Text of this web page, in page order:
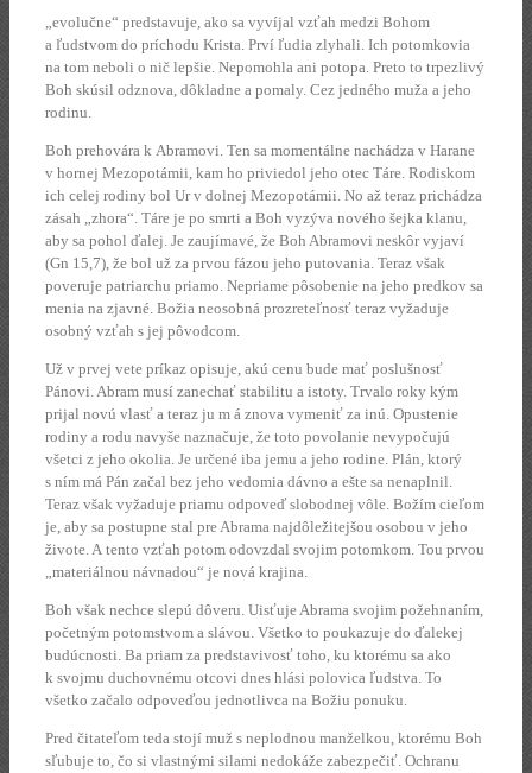
„evolučne“ predstavuje, ako sa vyvíjal vzťah medzi Bohom
a ľudstvom do príchodu Krista. Prví ľudia zlyhali. Ich potomkovia
na tom neboli o nič lepšie. Nepomohla ani potopa. Preto to trpezlivý
Boh skúsil odznova, dôkladne a pomaly. Cez jedného muža a jeho
rodinu.
Boh prehovára k Abramovi. Ten sa momentálne nachádza v Harane
v hornej Mezopotámii, kam ho priviedol jeho otec Táre. Rodiskom
ich celej rodiny bol Ur v dolnej Mezopotámii. No až teraz prichádza
zásah „zhora“. Táre je po smrti a Boh vyzýva nového šejka klanu,
aby sa pohol ďalej. Je zaujímavé, že Boh Abramovi neskôr vyjaví
(Gn 15,7), že bol už za prvou fázou jeho putovania. Teraz však
poveruje patriarchu priamo. Nepriame pôsobenie na jeho predkov sa
menia na zjavné. Božia neosobná prozreteľnosť teraz vyžaduje
osobný vzťah s jej pôvodcom.
Už v prvej vete príkaz opisuje, akú cenu bude mať poslušnosť
Pánovi. Abram musí zanechať stabilitu a istoty. Trvalo roky kým
prijal novú vlasť a teraz ju m á znova vymeniť za inú. Opustenie
rodiny a rodu navyše naznačuje, že toto povolanie nevypočujú
všetci z jeho okolia. Je určené iba jemu a jeho rodine. Plán, ktorý
s ním má Pán začal bez jeho vedomia dávno a ešte sa nenaplnil.
Teraz však vyžaduje priamu odpoveď slobodnej vôle. Božím cieľom
je, aby sa postupne stal pre Abrama najdôležitejšou osobou v jeho
živote. A tento vzťah potom odovzdal svojim potomkom. Tou prvou
„materiálnou návnadou“ je nová krajina.
Boh však nechce slepú dôveru. Uisťuje Abrama svojim požehnaním,
početným potomstvom a slávou. Všetko to poukazuje do ďalekej
budúcnosti. Ba priam za predstavivosť toho, ku ktorému sa ako
k svojmu duchovnému otcovi dnes hlási polovica ľudstva. To
všetko začalo odpoveďou jednotlivca na Božiu ponuku.
Pred čitateľom teda stojí muž s neplodnou manželkou, ktorému Boh
sľubuje to, čo si vlastnými silami nedokáže zabezpečiť. Ochranu